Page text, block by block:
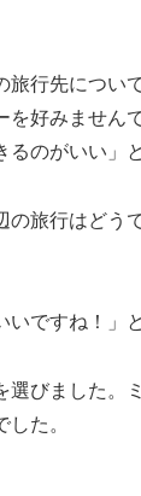
旅行先につい
を好みません
るのがいい」
の旅行はどう
いですね！」
選びました。
た。